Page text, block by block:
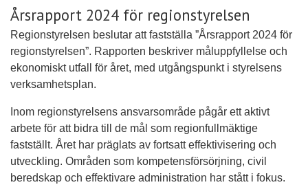
Årsrapport 2024 för regionstyrelsen
Regionstyrelsen beslutar att fastställa ”Årsrapport 2024 för
regionstyrelsen”. Rapporten beskriver måluppfyllelse och
ekonomiskt utfall för året, med utgångspunkt i styrelsens
verksamhetsplan.
Inom regionstyrelsens ansvarsområde pågår ett aktivt
arbete för att bidra till de mål som regionfullmäktige
fastställt. Året har präglats av fortsatt effektivisering och
utveckling. Områden som kompetensförsörjning, civil
beredskap och effektivare administration har stått i fokus.